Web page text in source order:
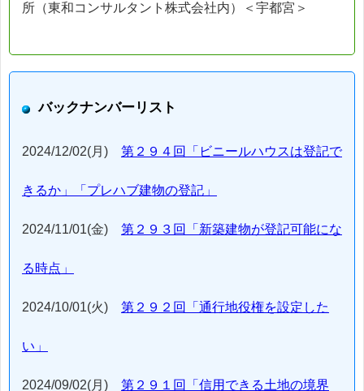
所（東和コンサルタント株式会社内）＜宇都宮＞
バックナンバーリスト
2024/12/02(月) 第２９４回「ビニールハウスは登記で
きるか」「プレハブ建物の登記」
2024/11/01(金) 第２９３回「新築建物が登記可能にな
る時点」
2024/10/01(火) 第２９２回「通行地役権を設定した
い」
2024/09/02(月) 第２９１回「信用できる土地の境界